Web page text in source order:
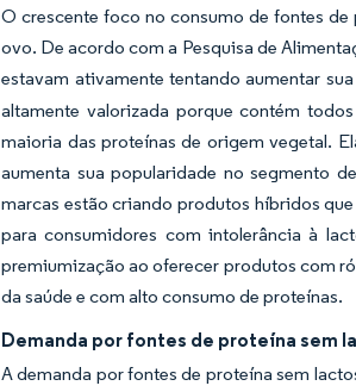
O crescente foco no consumo de fontes
ovo. De acordo com a Pesquisa de
estavam ativamente tentando aumentar
altamente valorizada porque contém
maioria das proteínas de origem vegetal.
aumenta sua popularidade no segmento
marcas estão criando produtos híbridos
para consumidores com intolerância à
premiumização ao oferecer produtos com
da saúde e com alto consumo de proteínas.
Demanda por fontes de proteína sem
A demanda por fontes de proteína sem